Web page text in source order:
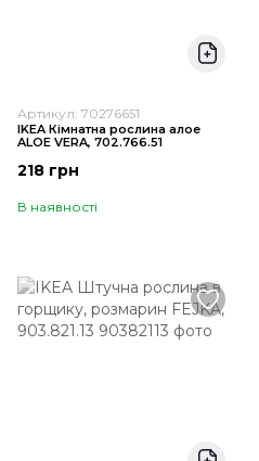
Артикул: 70276651
IKEA Кімнатна рослина алое
ALOE VERA, 702.766.51
218 грн
В наявності